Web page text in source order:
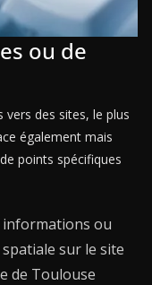
ou de
vers des sites, le plus
également mais
points spécifiques
informations ou
sur le site
de Toulouse